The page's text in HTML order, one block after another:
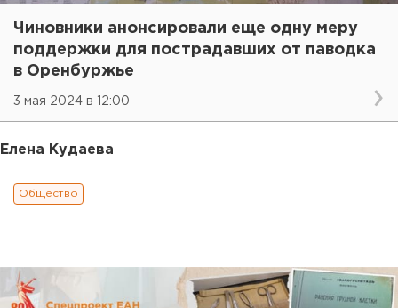
Чиновники анонсировали еще одну меру
поддержки для пострадавших от паводка
в Оренбуржье
3 мая 2024 в 12:00
Елена Кудаева
Общество